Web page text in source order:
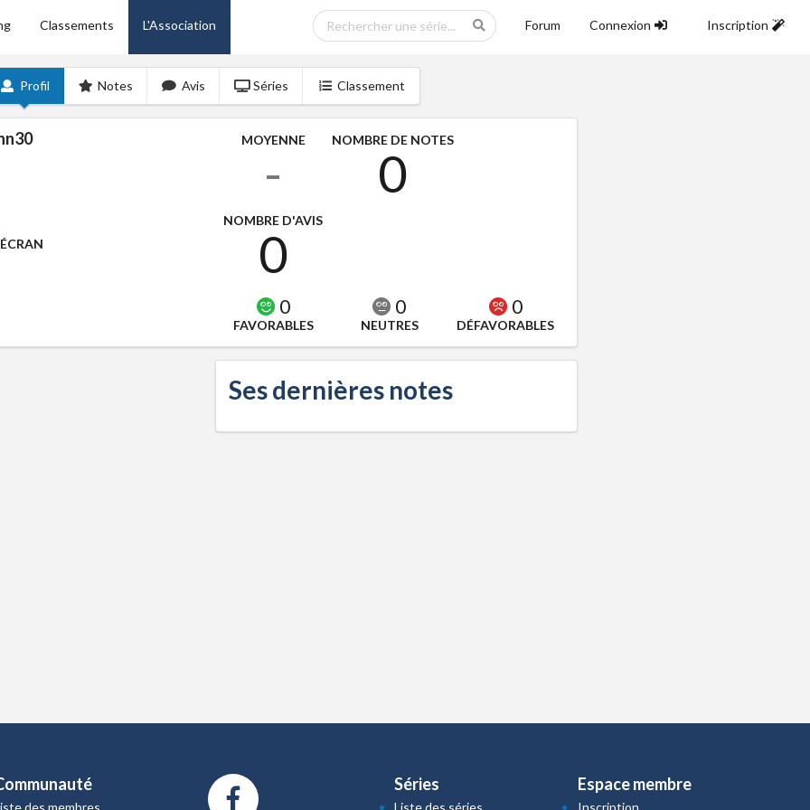
Classements L'Association Forum Connexion Inscription
Profil Notes Avis Séries Classement
MOYENNE
-
NOMBRE DE NOTES
0
NOMBRE D'AVIS
0
0
FAVORABLES
0
NEUTRES
0
DÉFAVORABLES
Ses dernières notes
des membres
Séries
Liste des séries
Espace membre
Inscription